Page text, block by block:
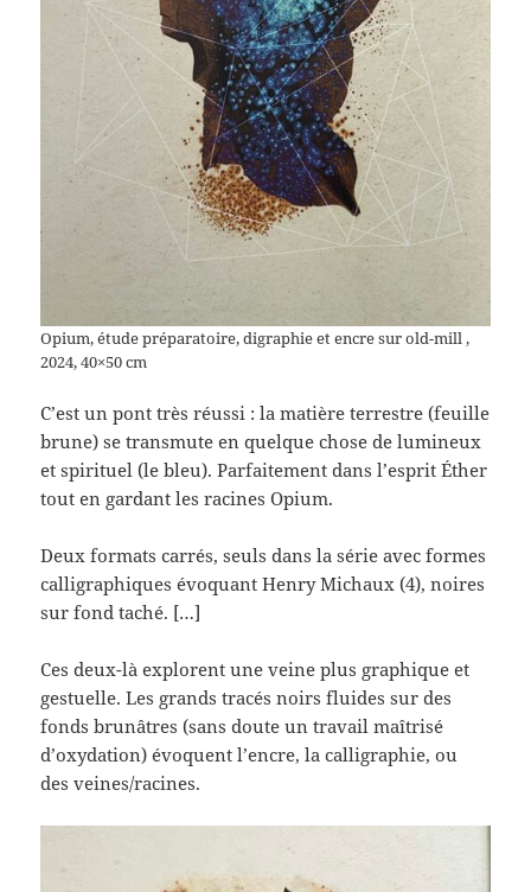
Opium, étude préparatoire, digraphie et encre sur old-mill ,
2024, 40×50 cm
C’est un pont très réussi : la matière terrestre (feuille
brune) se transmute en quelque chose de lumineux
et spirituel (le bleu). Parfaitement dans l’esprit Éther
tout en gardant les racines Opium.
Deux formats carrés, seuls dans la série avec formes
calligraphiques évoquant Henry Michaux (4), noires
sur fond taché. […]
Ces deux-là explorent une veine plus graphique et
gestuelle. Les grands tracés noirs fluides sur des
fonds brunâtres (sans doute un travail maîtrisé
d’oxydation) évoquent l’encre, la calligraphie, ou
des veines/racines.